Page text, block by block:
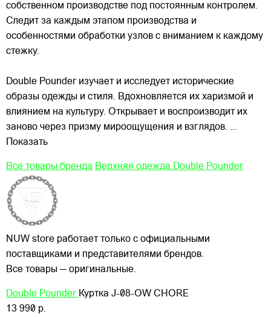
собственном производстве под постоянным контролем.
Следит за каждым этапом производства и
особенностями обработки узлов с вниманием к каждому
стежку.
Double Pounder изучает и исследует исторические
образы одежды и стиля. Вдохновляется их харизмой и
влиянием на культуру. Открывает и воспроизводит их
заново через призму мироощущения и взглядов. ...
Показать
Все товары бренда Верхняя одежда Double Pounder
NUW store работает только с официальными
поставщиками и представителями брендов.
Все товары — оригинальные.
Double Pounder Куртка J-08-OW CHORE
13 990 р.